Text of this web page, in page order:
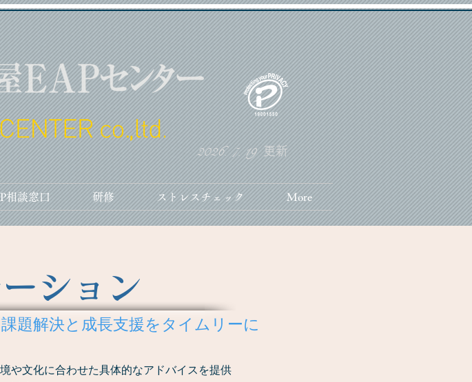
2026. 7. 19更新
相談窓口 研修 ストレスチェック More
ション
題解決と成長支援をタイムリーに
や文化に合わせた具体的なアドバイスを提供